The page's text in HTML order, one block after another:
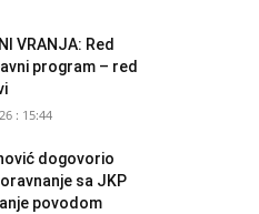
VRANJA: Red
program – red
: 15:44
dogovorio
sa JKP
povodom